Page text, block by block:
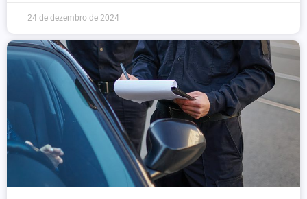
24 de dezembro de 2024